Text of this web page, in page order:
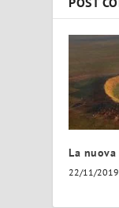
La
22/11/2019